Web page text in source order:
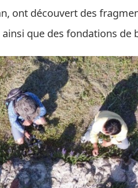
ont découvert des
que des fondations de